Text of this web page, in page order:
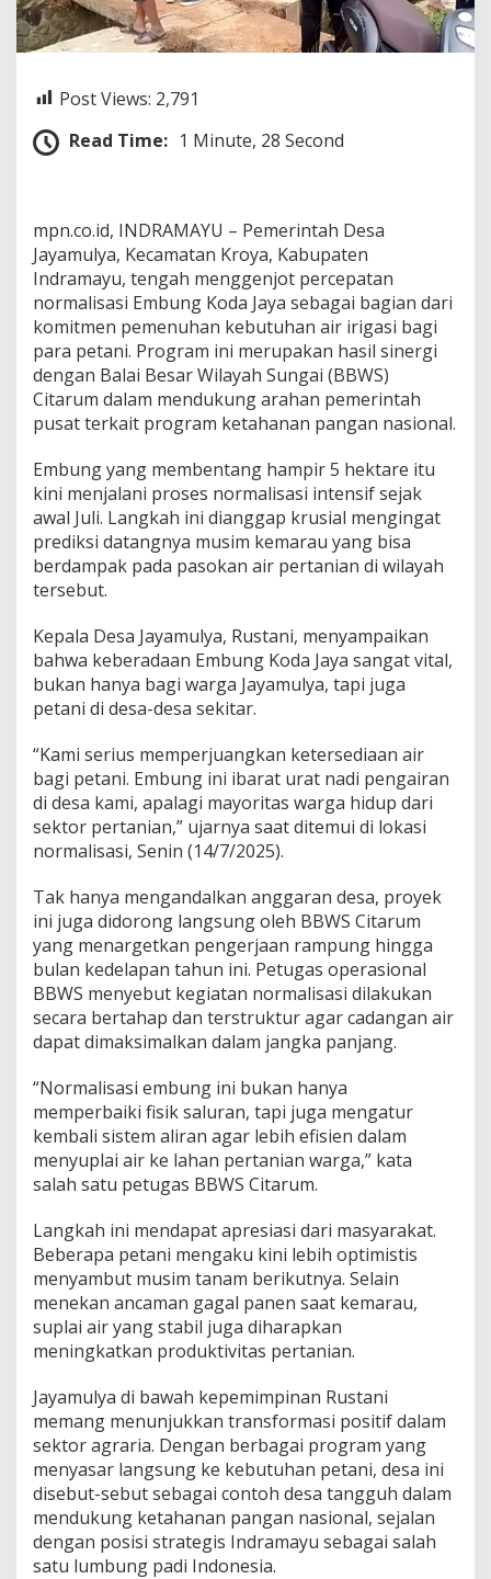
a
J
a
k
t
,
J
a
y
a
m
u
l
y
a
o
k
u
s
D
u
g
K
e
t
a
n
a
n
P
a
g
a
n
N
a
s
i
o
l
Post Views: 2,791
Read Time: 1 Minute, 28 Second
mpn.co.id, INDRAMAYU – Pemerintah Desa
Jayamulya, Kecamatan Kroya, Kabupaten
Indramayu, tengah menggenjot percepatan
normalisasi Embung Koda Jaya sebagai bagian dari
komitmen pemenuhan kebutuhan air irigasi bagi
para petani. Program ini merupakan hasil sinergi
dengan Balai Besar Wilayah Sungai (BBWS)
Citarum dalam mendukung arahan pemerintah
pusat terkait program ketahanan pangan nasional.
Embung yang membentang hampir 5 hektare itu
kini menjalani proses normalisasi intensif sejak
awal Juli. Langkah ini dianggap krusial mengingat
prediksi datangnya musim kemarau yang bisa
berdampak pada pasokan air pertanian di wilayah
tersebut.
Kepala Desa Jayamulya, Rustani, menyampaikan
bahwa keberadaan Embung Koda Jaya sangat vital,
bukan hanya bagi warga Jayamulya, tapi juga
petani di desa-desa sekitar.
“Kami serius memperjuangkan ketersediaan air
bagi petani. Embung ini ibarat urat nadi pengairan
di desa kami, apalagi mayoritas warga hidup dari
sektor pertanian,” ujarnya saat ditemui di lokasi
normalisasi, Senin (14/7/2025).
Tak hanya mengandalkan anggaran desa, proyek
ini juga didorong langsung oleh BBWS Citarum
yang menargetkan pengerjaan rampung hingga
bulan kedelapan tahun ini. Petugas operasional
BBWS menyebut kegiatan normalisasi dilakukan
secara bertahap dan terstruktur agar cadangan air
dapat dimaksimalkan dalam jangka panjang.
“Normalisasi embung ini bukan hanya
memperbaiki fisik saluran, tapi juga mengatur
kembali sistem aliran agar lebih efisien dalam
menyuplai air ke lahan pertanian warga,” kata
salah satu petugas BBWS Citarum.
Langkah ini mendapat apresiasi dari masyarakat.
Beberapa petani mengaku kini lebih optimistis
menyambut musim tanam berikutnya. Selain
menekan ancaman gagal panen saat kemarau,
suplai air yang stabil juga diharapkan
meningkatkan produktivitas pertanian.
Jayamulya di bawah kepemimpinan Rustani
memang menunjukkan transformasi positif dalam
sektor agraria. Dengan berbagai program yang
menyasar langsung ke kebutuhan petani, desa ini
disebut-sebut sebagai contoh desa tangguh dalam
mendukung ketahanan pangan nasional, sejalan
dengan posisi strategis Indramayu sebagai salah
satu lumbung padi Indonesia.